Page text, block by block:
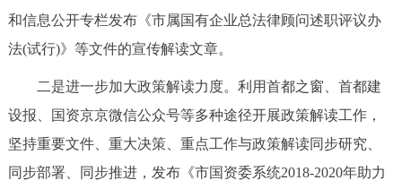
和信息公开专栏发布《市属国有企业总法律顾问述职评议办
法(试行)》等文件的宣传解读文章。
二是进一步加大政策解读力度。利用首都之窗、首都建
设报、国资京京微信公众号等多种途径开展政策解读工作，
坚持重要文件、重大决策、重点工作与政策解读同步研究、
同步部署、同步推进，发布《市国资委系统2018-2020年助力